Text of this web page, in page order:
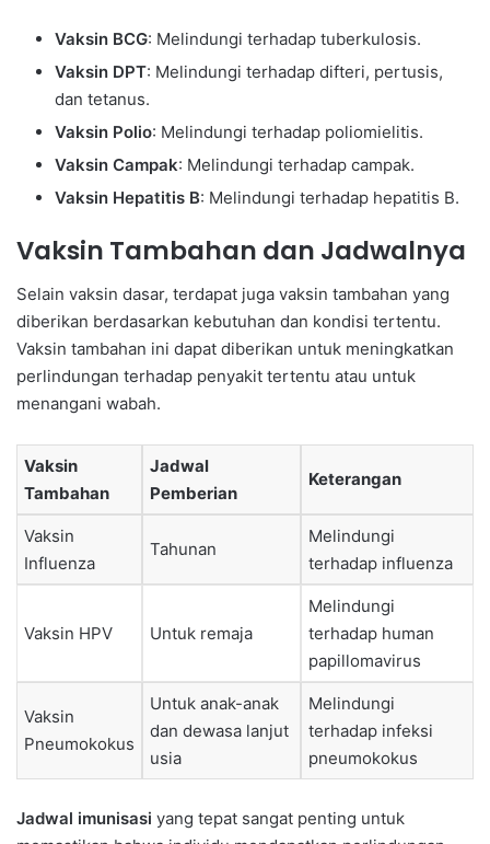
Vaksin BCG: Melindungi terhadap tuberkulosis.
Vaksin DPT: Melindungi terhadap difteri, pertusis,
dan tetanus.
Vaksin Polio: Melindungi terhadap poliomielitis.
Vaksin Campak: Melindungi terhadap campak.
Vaksin Hepatitis B: Melindungi terhadap hepatitis B.
Vaksin Tambahan dan Jadwalnya
Selain vaksin dasar, terdapat juga vaksin tambahan yang
diberikan berdasarkan kebutuhan dan kondisi tertentu.
Vaksin tambahan ini dapat diberikan untuk meningkatkan
perlindungan terhadap penyakit tertentu atau untuk
menangani wabah.
Vaksin
Tambahan
Jadwal
Pemberian
Keterangan
Vaksin
Influenza
Tahunan
Melindungi
terhadap influenza
Vaksin HPV Untuk remaja
Melindungi
terhadap human
papillomavirus
Vaksin
Pneumokokus
Untuk anak-anak
dan dewasa lanjut
usia
Melindungi
terhadap infeksi
pneumokokus
Jadwal imunisasi yang tepat sangat penting untuk